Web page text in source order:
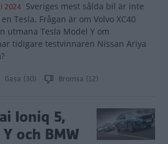
2024 Sveriges mest sålda bil är inte
Tesla. Frågan är om Volvo XC40
utmana Tesla Model Y om
tidigare testvinnaren Nissan Ariya
Gasa (30) Bromsa (12)
Ioniq 5,
och BMW